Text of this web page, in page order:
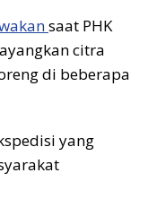
saat PHK
citra
di beberapa
yang